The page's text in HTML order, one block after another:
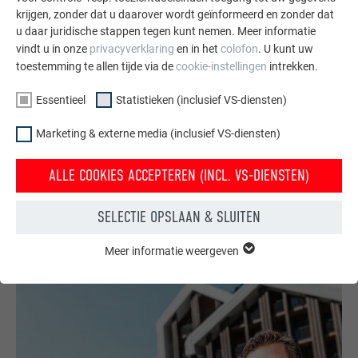
ons gespecialiseerd”, zo de vakman. Dit maakte zijn bedrijf
tot de perfecte partner voor het hotelproject.De Aosta-vallei
is wereldberoemd voor zijn stenen daken. Deze werden nog
de overheid is gestopt, worden daken in Courmayeur heel
„We moeten verder denken. Deze projecten stimuleren de
nieuwe uitstraling. Het is een compromis”, benadrukt de
vakman.
krijgen, zonder dat u daarover wordt geïnformeerd en zonder dat
u daar juridische stappen tegen kunt nemen. Meer informatie
vindt u in onze privacyverklaring en in het colofon. U kunt uw
toestemming te allen tijde via decookie-instellingen intrekken.
Essentieel Statistieken (inclusief VS-diensten)
Marketing & externe media (inclusief VS-diensten)
ALLE COOKIES ACCEPTEREN (INCL. VS-DIENSTEN)
SELECTIE OPSLAAN & SLUITEN
van de website. Hierdoor wordt gewaarborgd dat de website
Cookie-informatie weergeven
Meer informatie weergeven